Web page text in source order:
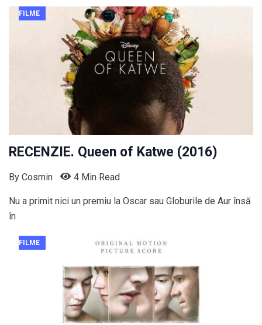
FILME
RECENZIE. Queen of Katwe (2016)
By Cosmin 4 Min Read
Nu a primit nici un premiu la Oscar sau Globurile de Aur însă
în
FILME